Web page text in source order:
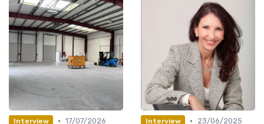
Interview • 17/07/2026 Interview • 23/06/2025